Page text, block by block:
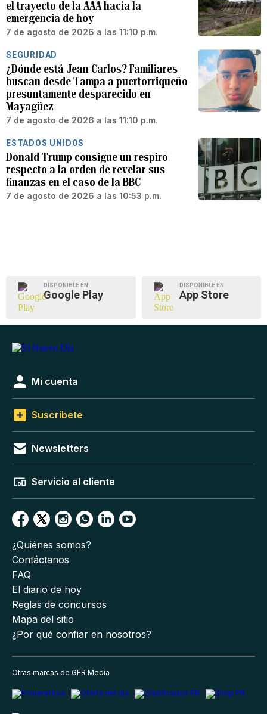
el trayecto de la AAA hacia la
emergencia de hoy
7 de agosto de 2026 a las 11:10 p.m.
SEGURIDAD
¿Dónde está Jean Carlos? Familiares
buscan desde Tampa a puertorriqueño
presuntamente desparecido en
Mayagüez
7 de agosto de 2026 a las 11:10 p.m.
ESTADOS UNIDOS
Donald Trump consigue un respiro
respecto a la orden de revelar sus
finanzas en el caso de la BBC
7 de agosto de 2026 a las 10:53 p.m.
DISPONIBLE EN
Google Play
DISPONIBLE EN
App Store
Mi cuenta
Suscríbete
Newsletters
Servicio al cliente
¿Quiénes somos?
Contáctanos
FAQ
El diario de hoy
Reglas de concursos
Mapa del sitio
¿Por qué confiar en nosotros?
Otras marcas de GFR Media